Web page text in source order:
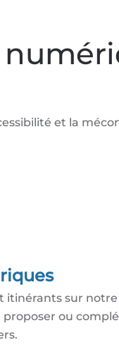
et la
itinérants sur
ou